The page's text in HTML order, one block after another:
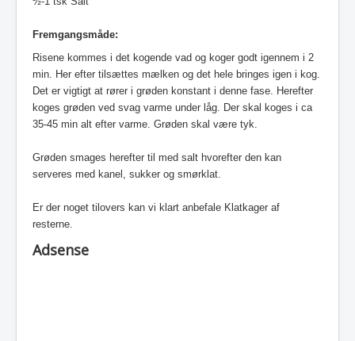
Fremgangsmåde:
Risene kommes i det kogende vad og koger godt igennem i 2
min. Her efter tilsættes mælken og det hele bringes igen i kog.
Det er vigtigt at rører i grøden konstant i denne fase. Herefter
koges grøden ved svag varme under låg. Der skal koges i ca
35-45 min alt efter varme. Grøden skal være tyk.
Grøden smages herefter til med salt hvorefter den kan
serveres med kanel, sukker og smørklat.
Er der noget tilovers kan vi klart anbefale Klatkager af
resterne.
Adsense